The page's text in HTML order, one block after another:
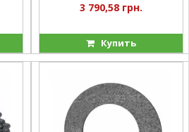
3 790,58 грн.
Купить